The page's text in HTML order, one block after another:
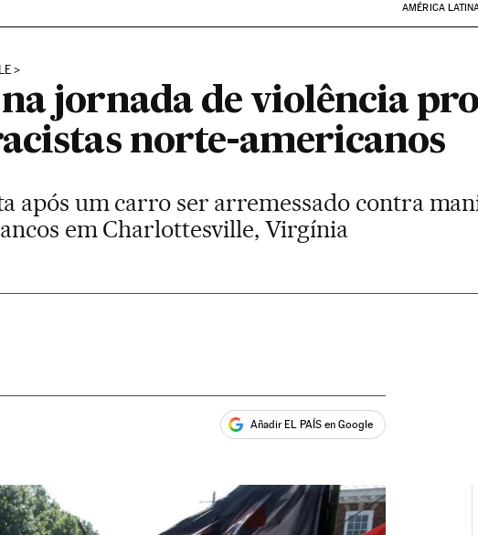
AMÉRICA
jornada de violência
norte-americanos
após um carro ser arremessado contra
em Charlottesville, Virgínia
Añadir EL PAÍS en Google